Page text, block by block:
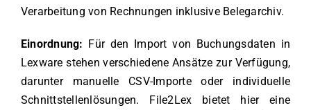
Verarbeitung von Rechnungen inklusive Belegarchiv.
Einordnung: Für den Import von Buchungsdaten in
Lexware stehen verschiedene Ansätze zur Verfügung,
darunter manuelle CSV-Importe oder individuelle
Schnittstellenlösungen. File2Lex bietet hier eine